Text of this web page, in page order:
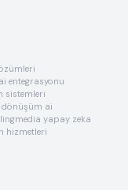
ai entegrasyonu
sistemleri
ai
yapay zeka
hizmetleri